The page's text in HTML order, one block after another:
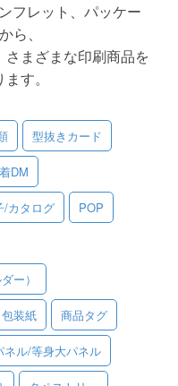
フレット、パッケー
ら、
まざまな印刷商品を
す。
型抜きカード
DM
/カタログ POP
ー）
包装紙 商品タグ
ネル/等身大パネル